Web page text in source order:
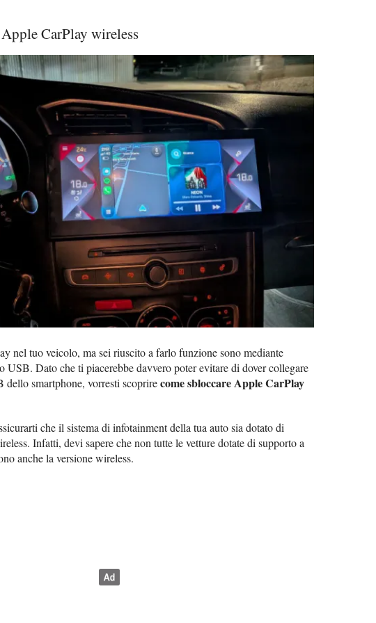
CarPlay wireless
nel tuo veicolo, ma sei riuscito a farlo funzione sono mediante
USB. Dato che ti piacerebbe davvero poter evitare di dover collegare
smartphone, vorresti scoprirecome sbloccare Apple CarPlay
che il sistema di infotainment della tua auto sia dotato di
Infatti, devi sapere che non tutte le vetture dotate di supporto a
anche la versione wireless.